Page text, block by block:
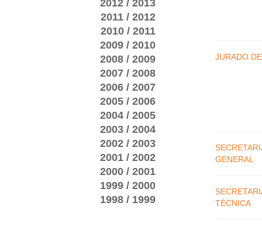
2012 / 2013
2011 / 2012
2010 / 2011
2009 / 2010
2008 / 2009
2007 / 2008
2006 / 2007
2005 / 2006
2004 / 2005
2003 / 2004
2002 / 2003
2001 / 2002
2000 / 2001
1999 / 2000
1998 / 1999
JURADO
GENERAL
TÉCNICA